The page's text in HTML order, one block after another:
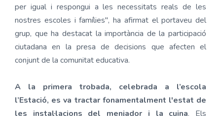
per igual i respongui a les necessitats reals de les
nostres escoles i famílies", ha afirmat el portaveu del
grup, que ha destacat la importància de la participació
ciutadana en la presa de decisions que afecten el
conjunt de la comunitat educativa.
A la primera trobada, celebrada a l’escola
l’Estació, es va tractar fonamentalment l'estat de
les instal·lacions del menjador i la cuina. Els